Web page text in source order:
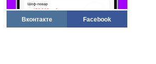
Вконтакте Facebook